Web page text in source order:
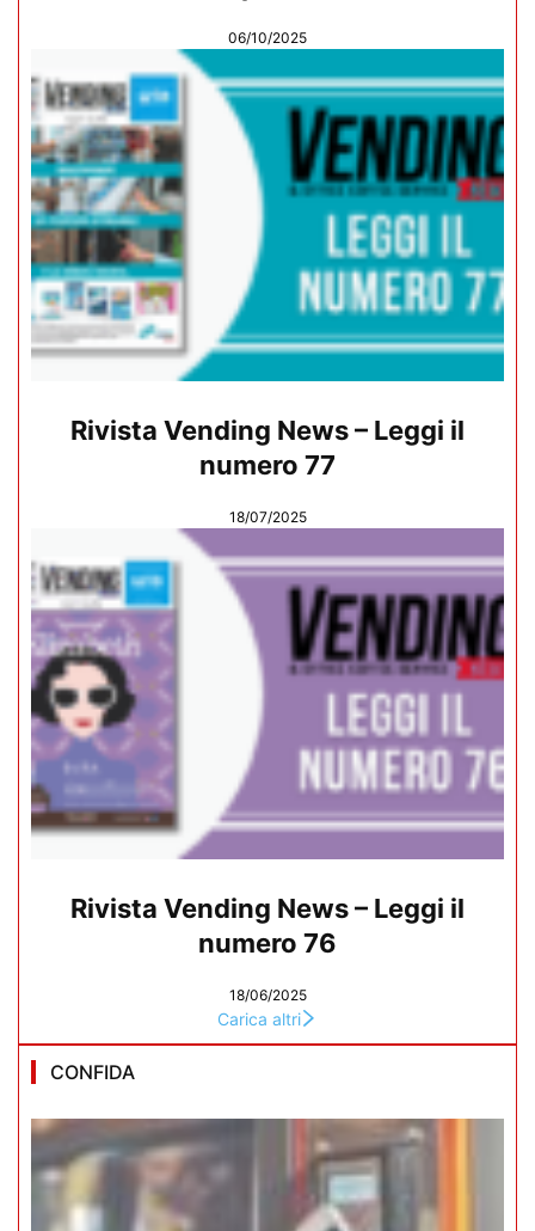
06/10/2025
Rivista Vending News – Leggi il
numero 77
18/07/2025
Rivista Vending News – Leggi il
numero 76
18/06/2025
Carica altri
CONFIDA